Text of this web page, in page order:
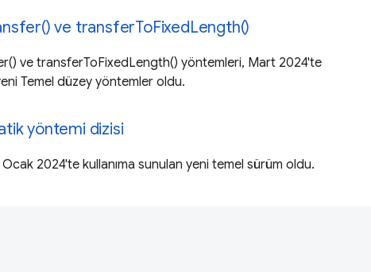
ve transferToFixedLength()
ve transferToFixedLength() yöntemleri, Mart 2024'te
Temel düzey yöntemler oldu.
yöntemi dizisi
2024'te kullanıma sunulan yeni temel sürüm oldu.